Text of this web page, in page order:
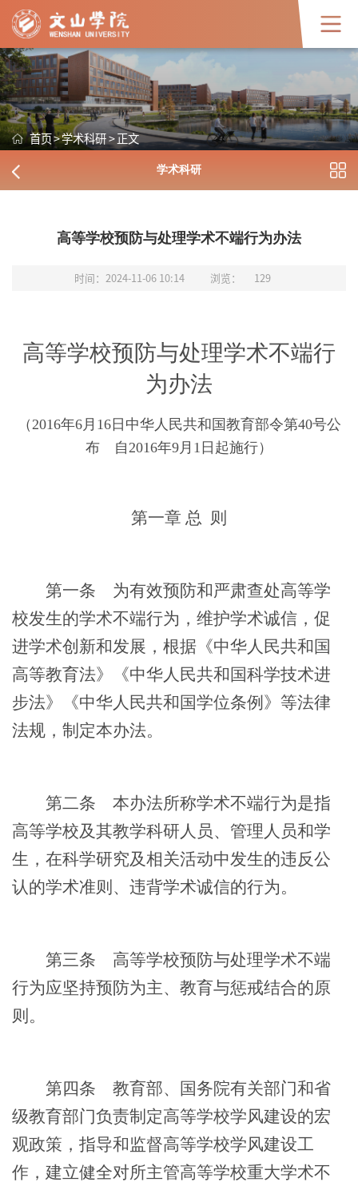
首页>学术科研>正文
学术科研
高等学校预防与处理学术不端行为办法
时间：2024-11-06 10:14 浏览： 129
高等学校预防与处理学术不端行
为办法
（ 2016年6月16日中华人民共和国教育部令第40号公
布 自2016年9月1日起施行）
第一章 总 则
第一条 为有效预防和严肃查处高等学
校发生的学术不端行为，维护学术诚信，促
进学术创新和发展，根据《中华人民共和国
高等教育法》《中华人民共和国科学技术进
步法》《中华人民共和国学位条例》等法律
法规，制定本办法。
第二条 本办法所称学术不端行为是指
高等学校及其教学科研人员、管理人员和学
生，在科学研究及相关活动中发生的违反公
认的学术准则、违背学术诚信的行为。
第三条 高等学校预防与处理学术不端
行为应坚持预防为主、教育与惩戒结合的原
则。
第四条 教育部、国务院有关部门和省
级教育部门负责制定高等学校学风建设的宏
观政策，指导和监督高等学校学风建设工
作，建立健全对所主管高等学校重大学术不